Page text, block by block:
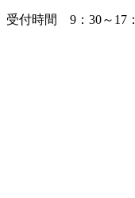
受付時間 9：30～17